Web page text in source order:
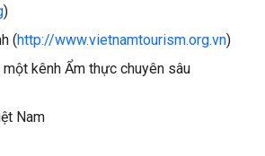
)
(http://www.vietnamtourism.org.vn)
kênh Ẩm thực chuyên sâu
Nam